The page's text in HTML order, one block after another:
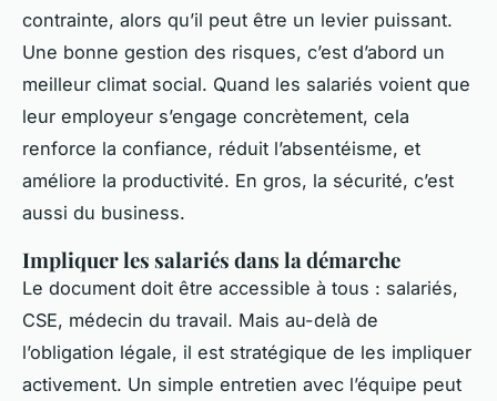
contrainte, alors qu’il peut être un levier puissant.
Une bonne gestion des risques, c’est d’abord un
meilleur climat social. Quand les salariés voient que
leur employeur s’engage concrètement, cela
renforce la confiance, réduit l’absentéisme, et
améliore la productivité. En gros, la sécurité, c’est
aussi du business.
Impliquer les salariés dans la démarche
Le document doit être accessible à tous : salariés,
CSE, médecin du travail. Mais au-delà de
l’obligation légale, il est stratégique de les impliquer
activement. Un simple entretien avec l’équipe peut